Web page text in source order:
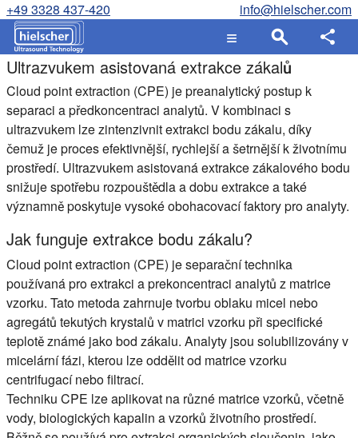
+49 3328 437-420 info@hielscher.com
Ultrazvukem asistovaná extrakce zákalů
Cloud point extraction (CPE) je preanalytický postup k
separaci a předkoncentraci analytů. V kombinaci s
ultrazvukem lze zintenzivnit extrakci bodu zákalu, díky
čemuž je proces efektivnější, rychlejší a šetrnější k životnímu
prostředí. Ultrazvukem asistovaná extrakce zákalového bodu
snižuje spotřebu rozpouštědla a dobu extrakce a také
významně poskytuje vysoké obohacovací faktory pro analyty.
Jak funguje extrakce bodu zákalu?
Cloud point extraction (CPE) je separační technika
používaná pro extrakci a prekoncentraci analytů z matrice
vzorku. Tato metoda zahrnuje tvorbu oblaku micel nebo
agregátů tekutých krystalů v matrici vzorku při specifické
teplotě známé jako bod zákalu. Analyty jsou solubilizovány v
micelární fázi, kterou lze oddělit od matrice vzorku
centrifugací nebo filtrací.
Techniku CPE lze aplikovat na různé matrice vzorků, včetně
vody, biologických kapalin a vzorků životního prostředí.